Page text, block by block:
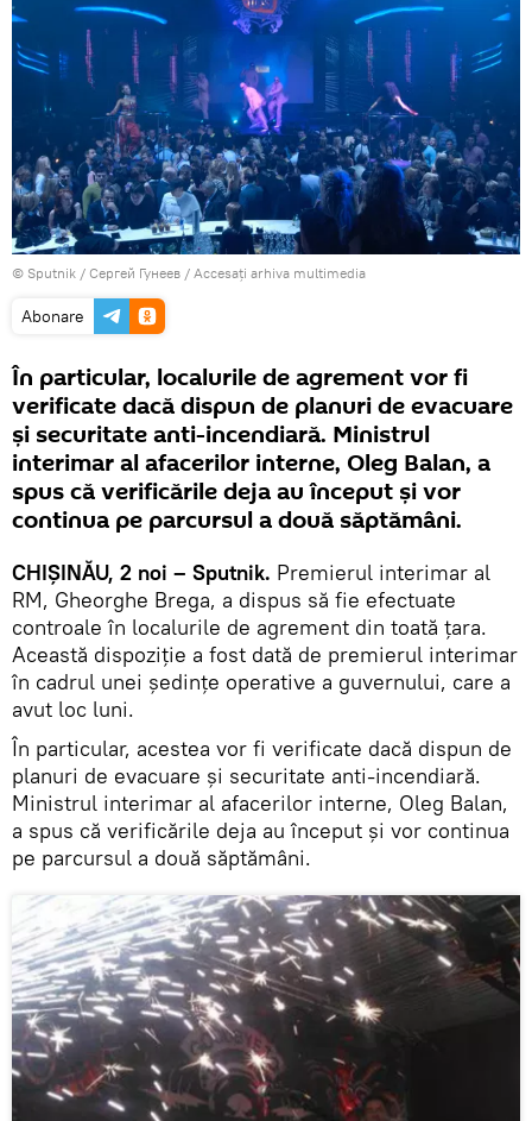
© Sputnik / Сергей Гунеев / Accesați arhiva multimedia
Abonare
În particular, localurile de agrement vor fi
verificate dacă dispun de planuri de evacuare
și securitate anti-incendiară. Ministrul
interimar al afacerilor interne, Oleg Balan, a
spus că verificările deja au început și vor
continua pe parcursul a două săptămâni.
CHIȘINĂU, 2 noi – Sputnik. Premierul interimar al
RM, Gheorghe Brega, a dispus să fie efectuate
controale în localurile de agrement din toată țara.
Această dispoziție a fost dată de premierul interimar
în cadrul unei ședințe operative a guvernului, care a
avut loc luni.
În particular, acestea vor fi verificate dacă dispun de
planuri de evacuare și securitate anti-incendiară.
Ministrul interimar al afacerilor interne, Oleg Balan,
a spus că verificările deja au început și vor continua
pe parcursul a două săptămâni.